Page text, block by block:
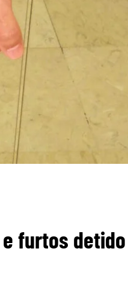
furtos detido